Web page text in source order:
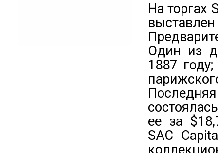
На торгах
Один из
1887
ее за
SAC